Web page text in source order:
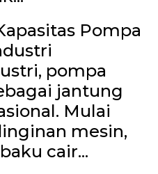
Pompa
pompa
jantung
Mulai
mesin,
cair...